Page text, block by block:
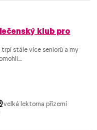
klub pro
stále více seniorů a my
velká lektorna přízemí